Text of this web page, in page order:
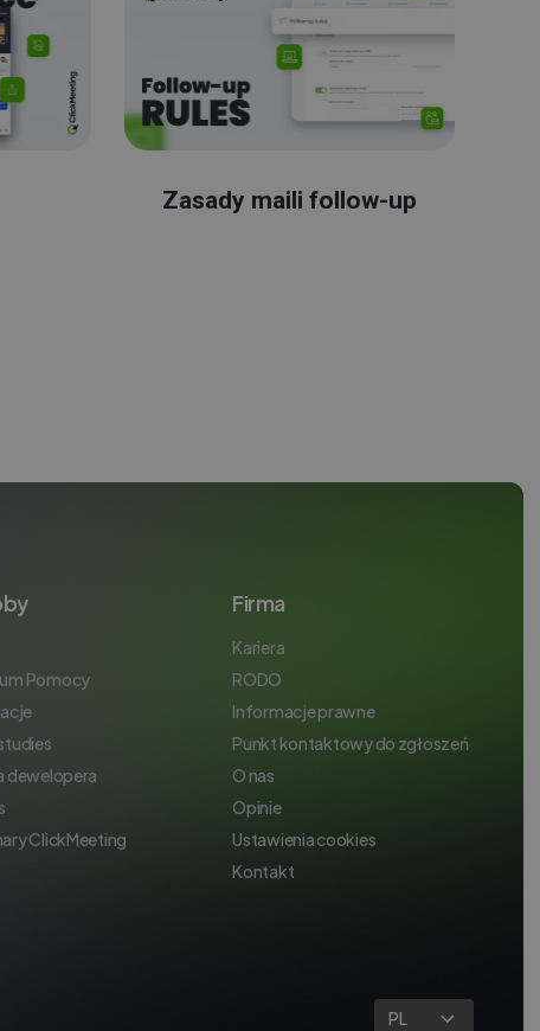
Zasady maili follow-up
Pomocy
dewelopera
ClickMeeting
Firma
Kariera
RODO
Informacje prawne
Punkt kontaktowy do zgłoszeń
O nas
Opinie
Ustawienia cookies
Kontakt
PL